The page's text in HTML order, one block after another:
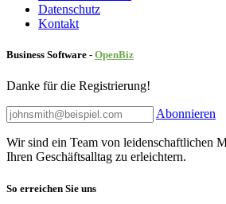
Datenschutz
Kontakt
Business Software - OpenBiz
Danke für die Registrierung!
Abonnieren
Wir sind ein Team von leidenschaftlichen
Ihren Geschäftsalltag zu erleichtern.
So erreichen Sie uns